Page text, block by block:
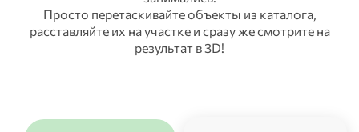
Просто перетаскивайте объекты из каталога,
расставляйте их на участке и сразу же смотрите на
результат в 3D!